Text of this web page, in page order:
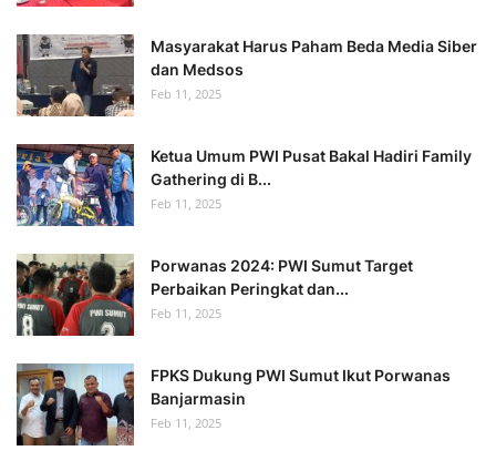
Masyarakat Harus Paham Beda Media Siber
dan Medsos
Feb 11, 2025
Ketua Umum PWI Pusat Bakal Hadiri Family
Gathering di B...
Feb 11, 2025
Porwanas 2024: PWI Sumut Target
Perbaikan Peringkat dan...
Feb 11, 2025
FPKS Dukung PWI Sumut Ikut Porwanas
Banjarmasin
Feb 11, 2025